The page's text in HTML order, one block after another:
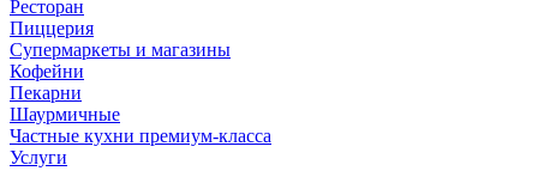
Ресторан
Пиццерия
Супермаркеты и магазины
Кофейни
Пекарни
Шаурмичные
Частные кухни премиум-класса
Услуги